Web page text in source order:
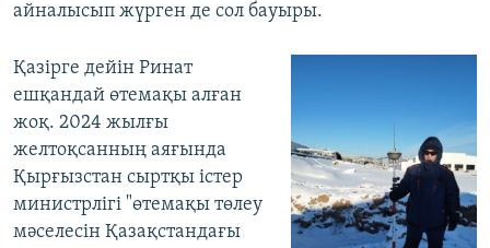
айналысып жүрген де сол бауыры.
Қазірге дейін Ринат
ешқандай өтемақы алған
жоқ. 2024 жылғы
желтоқсанның аяғында
Қырғызстан сыртқы істер
министрлігі "өтемақы төлеу
мәселесін Қазақстандағы